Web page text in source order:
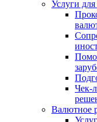
Услуги
Чек-
Валютное